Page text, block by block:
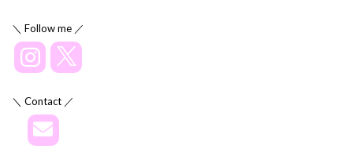
＼ Follow me ／
＼ Contact ／